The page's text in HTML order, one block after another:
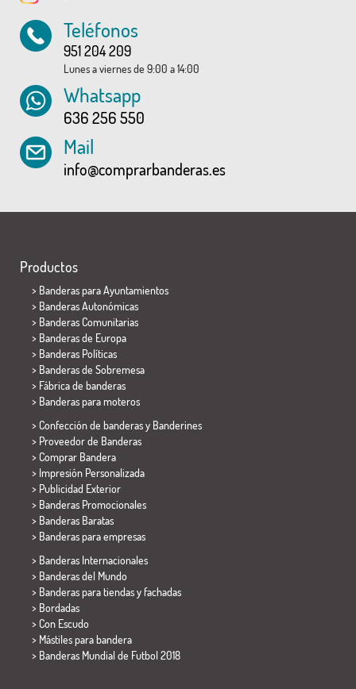
Teléfonos
951 204 209
Lunes a viernes de 9:00 a 14:00
Whatsapp
636 256 550
Mail
info@comprarbanderas.es
Productos
> Banderas para Ayuntamientos
> Banderas Autonómicas
> Banderas Comunitarias
> Banderas de Europa
> Banderas Políticas
> Banderas de Sobremesa
> Fábrica de banderas
> Banderas para moteros
> Confección de banderas y Banderines
> Proveedor de Banderas
> Comprar Bandera
> Impresión Personalizada
> Publicidad Exterior
> Banderas Promocionales
> Banderas Baratas
> Banderas para empresas
> Banderas Internacionales
> Banderas del Mundo
> Banderas para tiendas y fachadas
> Bordadas
> Con Escudo
> Mástiles para bandera
> Banderas Mundial de Futbol 2018